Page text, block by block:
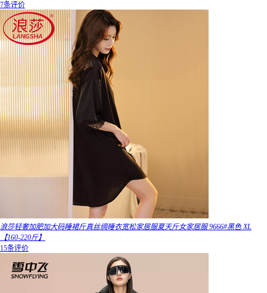
7条评价
浪莎轻奢加肥加大码睡裙斤真丝绸睡衣宽松家居服夏天斤女家居服 9666#黑色 XL
【160-220斤】
15条评价